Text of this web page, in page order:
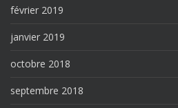
février 2019
janvier 2019
octobre 2018
septembre 2018